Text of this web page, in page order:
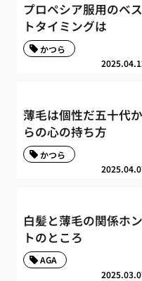
プロペシア服用のベス
トタイミングは
かつら
薄毛は個性だ五十代か
らの心の持ち方
かつら
白髪と薄毛の関係ホン
トのところ
AGA